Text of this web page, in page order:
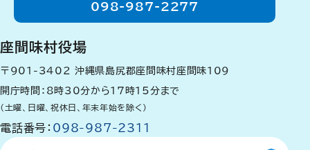
098-987-2277
座間味村役場
〒901-3402 沖縄県島尻郡座間味村座間味109
開庁時間：8時30分から17時15分まで
（土曜、日曜、祝休日、年末年始を除く）
電話番号： 098-987-2311